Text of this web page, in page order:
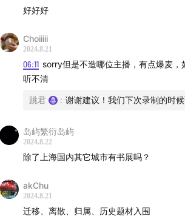
布克奖官方网站：
雨果奖官方网站：
拳击比赛性别争议：《卫报》报道|翻滚
了全网最全的事实核查
87
| 跳台推荐 |
雨果奖最佳短篇《算法让生活更美好》：
by Naomi Kritzer
好好好
Choiiiii
2024.8.21
06:11 sorry但是不造哪位主播，有点爆麦
听不清
跳君 : 谢谢建议！我们下次录制的时
岛屿繁衍岛屿
2024.8.22
除了上海国内其它城市有书展吗？
akChu
2024.8.21
迁移、离散、归属、历史题材入围